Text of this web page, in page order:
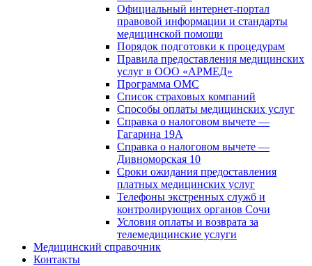
Официальный интернет-портал
правовой информации и стандарты
медицинской помощи
Порядок подготовки к процедурам
Правила предоставления медицинских
услуг в ООО «АРМЕД»
Программа ОМС
Список страховых компаний
Способы оплаты медицинских услуг
Справка о налоговом вычете —
Гагарина 19А
Справка о налоговом вычете —
Дивноморская 10
Сроки ожидания предоставления
платных медицинских услуг
Телефоны экстренных служб и
контролирующих органов Сочи
Условия оплаты и возврата за
телемедицинские услуги
Медицинский справочник
Контакты